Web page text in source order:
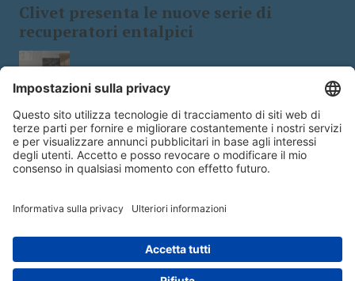
Clivet presenta le nuove serie di
recuperatori entalpici
Tecnologia e design: le stufe a
biomassa a 5 stelle
Copyright © 2026 - Edra Edizioni s.r.l.- Viale Enrico Forlanini 21 - 20134
Milano | Italy | P.IVA14392510963 - Responsabile della Protezione dei Dati:
dpo@lswr.it- Designed by@#WolfSec@#